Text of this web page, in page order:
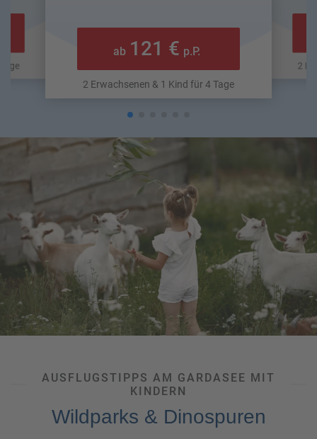
ab 121 € p.P.
2 Erwachsenen & 1 Kind für 4 Tage
2
AUSFLUGSTIPPS AM GARDASEE MIT
KINDERN
Wildparks & Dinospuren